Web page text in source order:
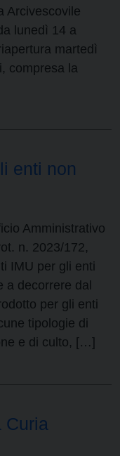
Arcivescovile
lunedì 14 a
martedì
compresa la
enti non
Amministrativo
n. 2023/172,
IMU per gli enti
a decorrere dal
per gli enti
tipologie di
e di culto, […]
Curia